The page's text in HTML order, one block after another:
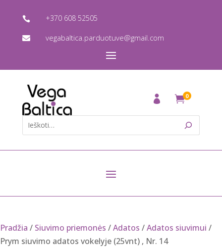
 +370 608 52505
 vegabaltica.parduotuve@gmail.com
0
Pradžia / Siuvimo priemonės /Adatos /Adatos siuvimui /
Prym siuvimo adatos vokelyje (25vnt) , Nr. 14